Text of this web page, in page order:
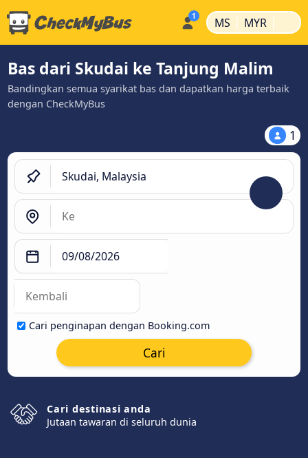
MS | MYR |
Bas dari Skudai ke Tanjung Malim
Bandingkan semua syarikat bas dan dapatkan harga terbaik
dengan CheckMyBus
1
Cari penginapan dengan Booking.com
Cari
Cari destinasi anda
Jutaan tawaran di seluruh dunia